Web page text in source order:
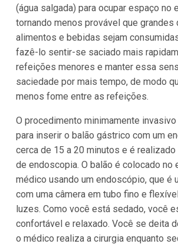
(água salgada) para ocupar espaço no
tornando menos provável que grandes
alimentos e bebidas sejam
fazê-lo sentir-se saciado mais
refeições menores e manter essa
saciedade por mais tempo, de modo
menos fome entre as refeições.
O procedimento minimamente
para inserir o balão gástrico com um
cerca de 15 a 20 minutos e é realizado
de endoscopia. O balão é colocado no
médico usando um endoscópio, que é
com uma câmera em tubo fino e
luzes. Como você está sedado, você
confortável e relaxado. Você se deita
o médico realiza a cirurgia enquanto